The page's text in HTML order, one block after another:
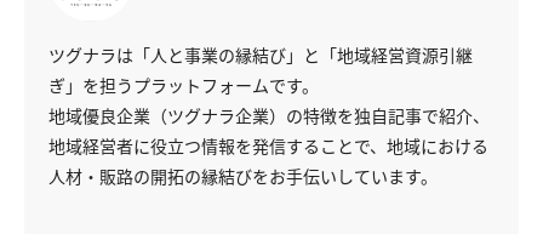
ツグナラは「人と事業の縁結び」と「地域経営資源引継
ぎ」を担うプラットフォームです。
地域優良企業（ツグナラ企業）の特徴を独自記事で紹介、
地域経営者に役立つ情報を発信することで、地域における
人材・販路の開拓の縁結びをお手伝いしています。